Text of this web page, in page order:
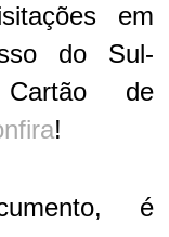
em
do Sul-
de
!
é